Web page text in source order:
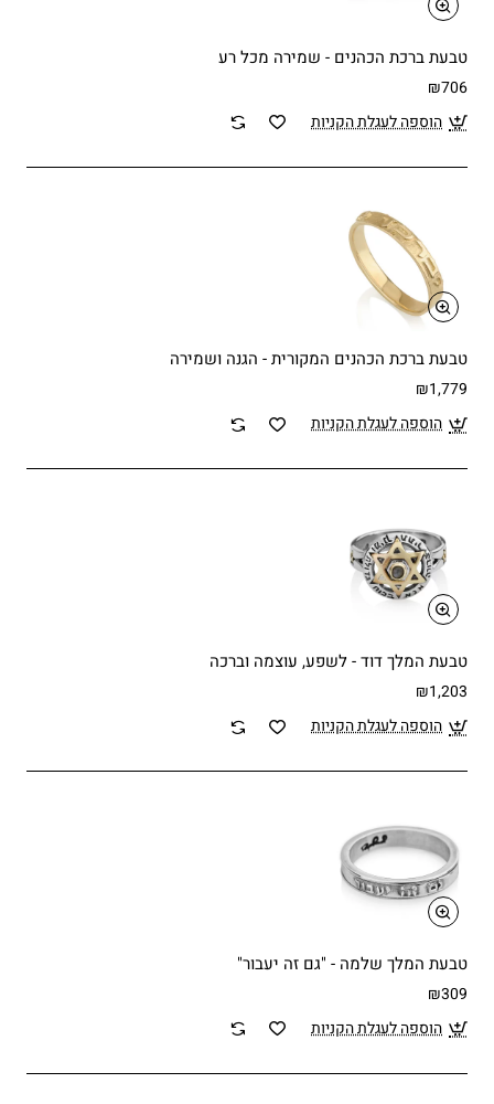
טבעת ברכת הכהנים - שמירה מכל רע
₪706
הוספה לעגלת הקניות
טבעת ברכת הכהנים המקורית - הגנה ושמירה
₪1,779
הוספה לעגלת הקניות
טבעת המלך דוד - לשפע, עוצמה וברכה
₪1,203
הוספה לעגלת הקניות
טבעת המלך שלמה - "גם זה יעבור"
₪309
הוספה לעגלת הקניות